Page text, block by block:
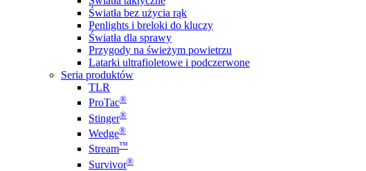
Światła bez użycia rąk
Penlights i breloki do kluczy
Światła dla sprawy
Przygody na świeżym powietrzu
Latarki ultrafioletowe i podczerwone
Seria produktów
TLR
ProTac®
Stinger®
Wedge®
Stream™
Survivor®